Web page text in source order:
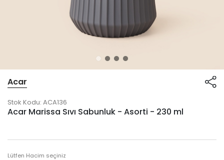
Acar
Stok Kodu: ACA136
Acar Marissa Sıvı Sabunluk - Asorti - 230 ml
Lütfen Hacim seçiniz